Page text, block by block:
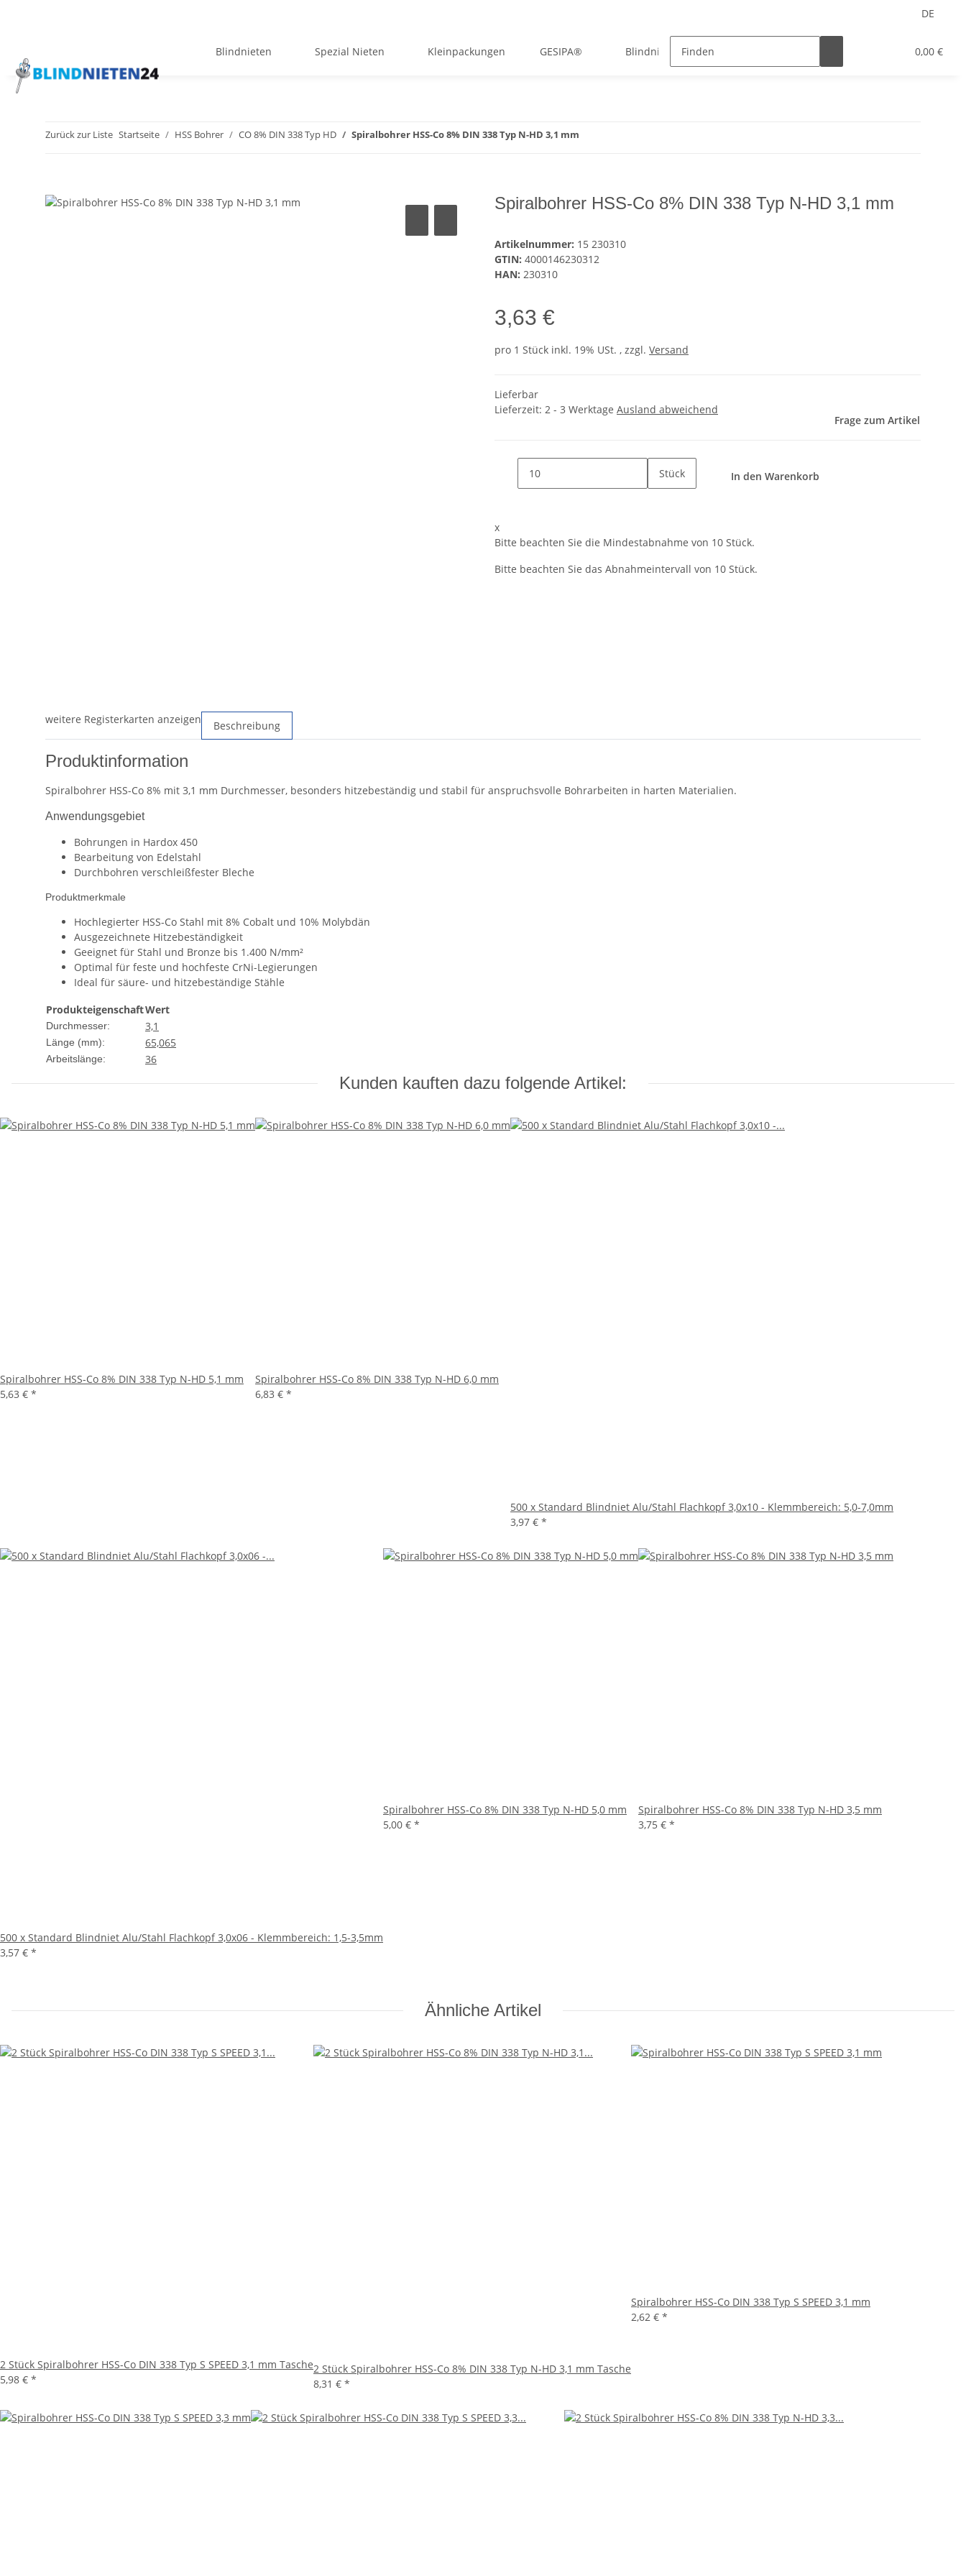
DE
0,00 €
Blindnieten Spezial Nieten Kleinpackungen GESIPA® Blindnietmuttern HSS Bohrer
Zurück zur Liste Startseite HSS Bohrer CO 8% DIN 338 Typ HD Spiralbohrer HSS-Co 8% DIN 338 Typ N-HD 3,1 mm
Spiralbohrer HSS-Co 8% DIN 338 Typ N-HD 3,1 mm
Artikelnummer: 15 230310
GTIN: 4000146230312
HAN: 230310
3,63 €
pro 1 Stück inkl. 19% USt. , zzgl. Versand
Lieferbar
Lieferzeit: 2 - 3 Werktage Ausland abweichend
Frage zum Artikel
Stück In den Warenkorb
x
Bitte beachten Sie die Mindestabnahme von 10 Stück.
Bitte beachten Sie das Abnahmeintervall von 10 Stück.
weitere Registerkarten anzeigen Beschreibung
Produktinformation
Spiralbohrer HSS-Co 8% mit 3,1 mm Durchmesser, besonders hitzebeständig und stabil für anspruchsvolle Bohrarbeiten in harten Materialien.
Anwendungsgebiet
Bohrungen in Hardox 450
Bearbeitung von Edelstahl
Durchbohren verschleißfester Bleche
Produktmerkmale
Hochlegierter HSS-Co Stahl mit 8% Cobalt und 10% Molybdän
Ausgezeichnete Hitzebeständigkeit
Geeignet für Stahl und Bronze bis 1.400 N/mm²
Optimal für feste und hochfeste CrNi-Legierungen
Ideal für säure- und hitzebeständige Stähle
ProdukteigenschaftWert
Durchmesser: 3,1
Länge (mm): 65,065
Arbeitslänge: 36
Kunden kauften dazu folgende Artikel:
Spiralbohrer HSS-Co 8% DIN 338 Typ N-HD 5,1 mm
5,63 € *
Spiralbohrer HSS-Co 8% DIN 338 Typ N-HD 6,0 mm
6,83 € *
500 x Standard Blindniet Alu/Stahl Flachkopf 3,0x10 - Klemmbereich: 5,0-7,0mm
3,97 € *
500 x Standard Blindniet Alu/Stahl Flachkopf 3,0x06 - Klemmbereich: 1,5-3,5mm
3,57 € *
Spiralbohrer HSS-Co 8% DIN 338 Typ N-HD 5,0 mm
5,00 € *
Spiralbohrer HSS-Co 8% DIN 338 Typ N-HD 3,5 mm
3,75 € *
Ähnliche Artikel
2 Stück Spiralbohrer HSS-Co DIN 338 Typ S SPEED 3,1 mm Tasche
5,98 € *
2 Stück Spiralbohrer HSS-Co 8% DIN 338 Typ N-HD 3,1 mm Tasche
8,31 € *
Spiralbohrer HSS-Co DIN 338 Typ S SPEED 3,1 mm
2,62 € *